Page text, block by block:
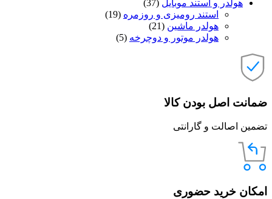
هولدر و استند موبایل (37)
استند رومیزی و روزمره (19)
هولدر ماشین (21)
هولدر موتور و دوچرخه (5)
ضمانت اصل بودن کالا
تضمین اصالت و گارانتی
امکان خرید حضوری